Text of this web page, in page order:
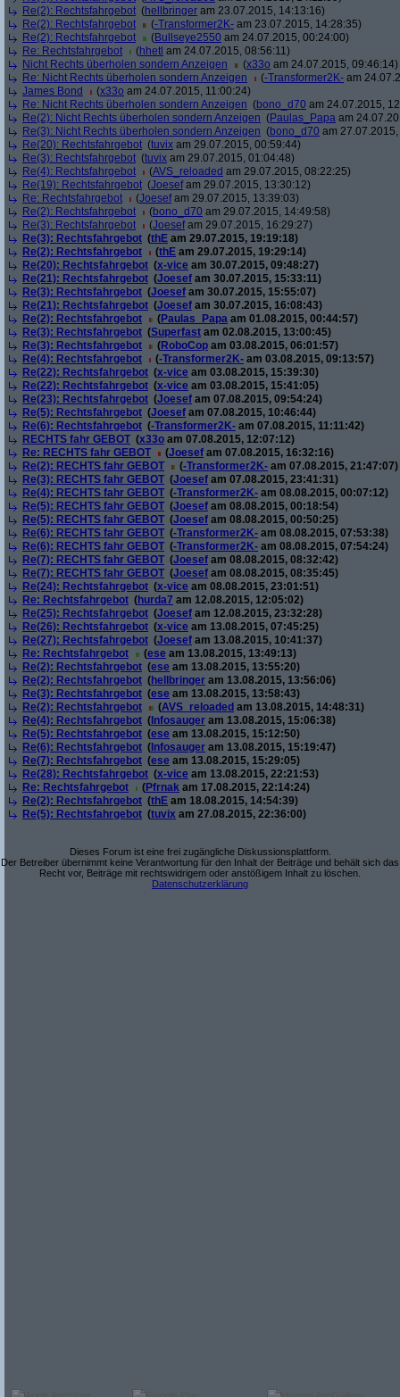
Re(2): Rechtsfahrgebot (hellbringer am 23.07.2015, 14:13:16)
Re(2): Rechtsfahrgebot
(-Transformer2K- am 23.07.2015, 14:28:35)
Re(2): Rechtsfahrgebot
(Bullseye2550 am 24.07.2015, 00:24:00)
Re: Rechtsfahrgebot
(hhetl am 24.07.2015, 08:56:11)
Nicht Rechts überholen sondern Anzeigen
(x33o am 24.07.2015, 09:46:14)
Re: Nicht Rechts überholen sondern Anzeigen
(-Transformer2K- am
James Bond
(x33o am 24.07.2015, 11:00:24)
Re: Nicht Rechts überholen sondern Anzeigen (bono_d70 am 24.07.2015,
Re(2): Nicht Rechts überholen sondern Anzeigen (Paulas_Papa am
Re(3): Nicht Rechts überholen sondern Anzeigen (bono_d70 am
Re(20): Rechtsfahrgebot (tuvix am 29.07.2015, 00:59:44)
Re(3): Rechtsfahrgebot (tuvix am 29.07.2015, 01:04:48)
Re(4): Rechtsfahrgebot
(AVS_reloaded am 29.07.2015, 08:22:25)
Re(19): Rechtsfahrgebot (Joesefam 29.07.2015, 13:30:12)
Re: Rechtsfahrgebot
(Joesefam 29.07.2015, 13:39:03)
Re(2): Rechtsfahrgebot
(bono_d70 am 29.07.2015, 14:49:58)
Re(3): Rechtsfahrgebot
(Joesefam 29.07.2015, 16:29:27)
Re(3): Rechtsfahrgebot (thE am 29.07.2015, 19:19:18)
Re(2): Rechtsfahrgebot
(thE am 29.07.2015, 19:29:14)
Re(20): Rechtsfahrgebot (x-vice am 30.07.2015, 09:48:27)
Re(21): Rechtsfahrgebot (Joesef am 30.07.2015, 15:33:11)
Re(3): Rechtsfahrgebot (Joesef am 30.07.2015, 15:55:07)
Re(21): Rechtsfahrgebot (Joesef am 30.07.2015, 16:08:43)
Re(2): Rechtsfahrgebot
(Paulas_Papa am 01.08.2015, 00:44:57)
Re(3): Rechtsfahrgebot (Superfast am 02.08.2015, 13:00:45)
Re(3): Rechtsfahrgebot
(RoboCop am 03.08.2015, 06:01:57)
Re(4): Rechtsfahrgebot
(-Transformer2K- am 03.08.2015, 09:13:57)
Re(22): Rechtsfahrgebot (x-vice am 03.08.2015, 15:39:30)
Re(22): Rechtsfahrgebot (x-vice am 03.08.2015, 15:41:05)
Re(23): Rechtsfahrgebot (Joesef am 07.08.2015, 09:54:24)
Re(5): Rechtsfahrgebot (Joesef am 07.08.2015, 10:46:44)
Re(6): Rechtsfahrgebot (-Transformer2K- am 07.08.2015, 11:11:42)
RECHTS fahr GEBOT (x33o am 07.08.2015, 12:07:12)
Re: RECHTS fahr GEBOT
(Joesef am 07.08.2015, 16:32:16)
Re(2): RECHTS fahr GEBOT
(-Transformer2K- am 07.08.2015, 21:47:07)
Re(3): RECHTS fahr GEBOT (Joesef am 07.08.2015, 23:41:31)
Re(4): RECHTS fahr GEBOT (-Transformer2K- am 08.08.2015, 00:07:12)
Re(5): RECHTS fahr GEBOT (Joesef am 08.08.2015, 00:18:54)
Re(5): RECHTS fahr GEBOT (Joesef am 08.08.2015, 00:50:25)
Re(6): RECHTS fahr GEBOT (-Transformer2K- am 08.08.2015, 07:53:38)
Re(6): RECHTS fahr GEBOT (-Transformer2K- am 08.08.2015, 07:54:24)
Re(7): RECHTS fahr GEBOT (Joesef am 08.08.2015, 08:32:42)
Re(7): RECHTS fahr GEBOT (Joesef am 08.08.2015, 08:35:45)
Re(24): Rechtsfahrgebot (x-vice am 08.08.2015, 23:01:51)
Re: Rechtsfahrgebot (hurda7 am 12.08.2015, 12:05:02)
Re(25): Rechtsfahrgebot (Joesef am 12.08.2015, 23:32:28)
Re(26): Rechtsfahrgebot (x-vice am 13.08.2015, 07:45:25)
Re(27): Rechtsfahrgebot (Joesef am 13.08.2015, 10:41:37)
Re: Rechtsfahrgebot
(ese am 13.08.2015, 13:49:13)
Re(2): Rechtsfahrgebot (ese am 13.08.2015, 13:55:20)
Re(2): Rechtsfahrgebot (hellbringer am 13.08.2015, 13:56:06)
Re(3): Rechtsfahrgebot (ese am 13.08.2015, 13:58:43)
Re(2): Rechtsfahrgebot
(AVS_reloaded am 13.08.2015, 14:48:31)
Re(4): Rechtsfahrgebot ( Infosauger am 13.08.2015, 15:06:38)
Re(5): Rechtsfahrgebot (ese am 13.08.2015, 15:12:50)
Re(6): Rechtsfahrgebot ( Infosauger am 13.08.2015, 15:19:47)
Re(7): Rechtsfahrgebot (ese am 13.08.2015, 15:29:05)
Re(28): Rechtsfahrgebot (x-vice am 13.08.2015, 22:21:53)
Re: Rechtsfahrgebot
(Pfrnak am 17.08.2015, 22:14:24)
Re(2): Rechtsfahrgebot (thE am 18.08.2015, 14:54:39)
Re(5): Rechtsfahrgebot (tuvix am 27.08.2015, 22:36:00)
Dieses Forum ist eine frei zugängliche Diskussionsplattform.
Der Betreiber übernimmt keine Verantwortung für den Inhalt der Beiträge und behält sich das
Recht vor, Beiträge mit rechtswidrigem oder anstößigem Inhalt zu löschen.
Datenschutzerklärung